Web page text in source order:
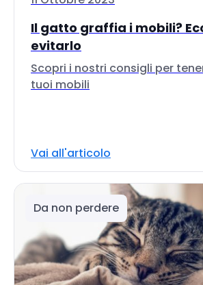
Il gatto graffia i mobili?
evitarlo
Scopri i nostri consigli per
tuoi mobili
Vai all'articolo
Da non perdere